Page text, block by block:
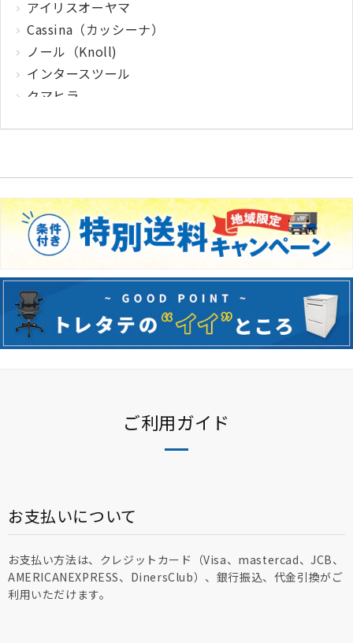
アイリスオーヤマ
Cassina（カッシーナ）
ノール（Knoll)
インタースツール
クマヒラ
その他メーカー
ご利用ガイド
お支払いについて
お支払い方法は、クレジットカード（Visa、mastercad、JCB、
AMERICANEXPRESS、DinersClub）、銀行振込、代金引換がご
利用いただけます。